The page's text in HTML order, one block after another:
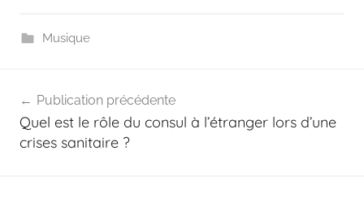
Musique
de
l’article
Publication précédente
Quel est le rôle du consul à l’étranger lors d’une
crises sanitaire ?